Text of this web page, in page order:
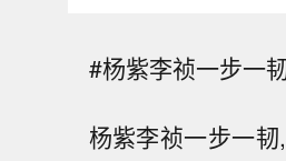
#杨紫李祯一步一
杨紫李祯一步一韧